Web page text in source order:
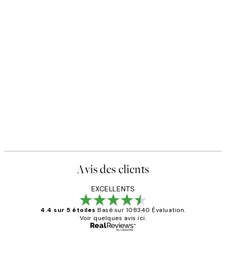
Avis des clients
EXCELLENTS
4.4 sur 5 étoiles Basé sur 108340 Évaluation.
Voir quelques avis ici.